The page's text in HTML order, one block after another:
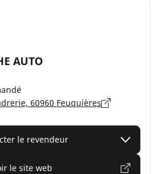
AUTO
60960 Feuquières
le revendeur
le site web